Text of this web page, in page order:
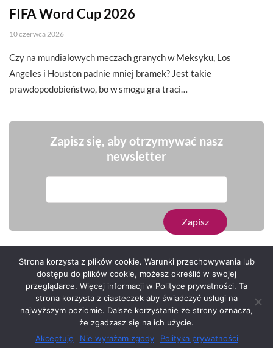
FIFA Word Cup 2026
10 czerwca 2026
Czy na mundialowych meczach granych w Meksyku, Los
Angeles i Houston padnie mniej bramek? Jest takie
prawdopodobieństwo, bo w smogu gra traci…
Zapisz się, aby otrzymywać nasz
newsletter
Serwis zaprojektował Grzegorz Sztank .
Strona korzysta z plików cookie. Warunki przechowywania lub
dostępu do plików cookie, możesz określić w swojej
przeglądarce. Więcej informacji w Polityce prywatności. Ta
strona korzysta z ciasteczek aby świadczyć usługi na
najwyższym poziomie. Dalsze korzystanie ze strony oznacza,
że zgadzasz się na ich użycie.
Akceptuję
Nie wyrażam zgody Polityka prywatności